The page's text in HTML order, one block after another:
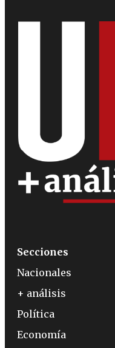
Secciones
Nacionales
+ análisis
Política
Economía